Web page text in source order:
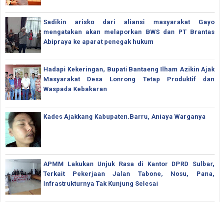
Sadikin arisko dari aliansi masyarakat Gayo
mengatakan akan melaporkan BWS dan PT Brantas
Abipraya ke aparat penegak hukum
Hadapi Kekeringan, Bupati Bantaeng Ilham Azikin Ajak
Masyarakat Desa Lonrong Tetap Produktif dan
Waspada Kebakaran
Kades Ajakkang Kabupaten.Barru, Aniaya Warganya
APMM Lakukan Unjuk Rasa di Kantor DPRD Sulbar,
Terkait Pekerjaan Jalan Tabone, Nosu, Pana,
Infrastrukturnya Tak Kunjung Selesai